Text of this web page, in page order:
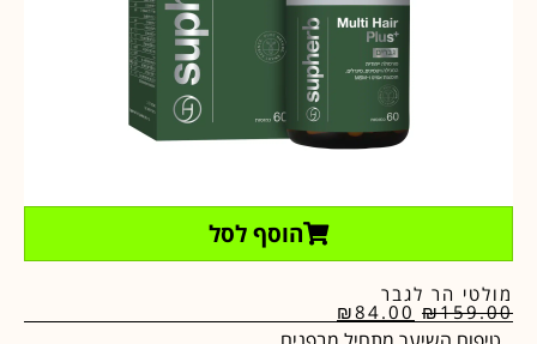
הוסף לסל
מולטי הר לגבר
₪159.00
₪84.00